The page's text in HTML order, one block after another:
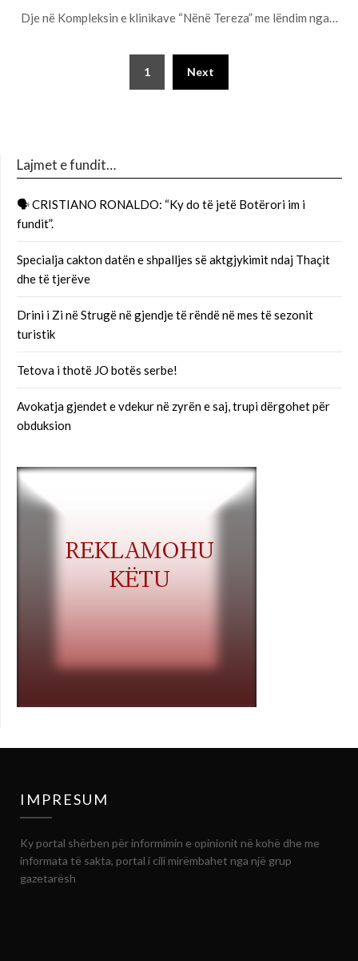
Dje në Kompleksin e klinikave “Nënë Tereza” me lëndim nga…
1 Next
Lajmet e fundit…
🗣 CRISTIANO RONALDO: “Ky do të jetë Botërori im i
fundit”.
Specialja cakton datën e shpalljes së aktgjykimit ndaj Thaçit
dhe të tjerëve
Drini i Zi në Strugë në gjendje të rëndë në mes të sezonit
turistik
Tetova i thotë JO botës serbe!
Avokatja gjendet e vdekur në zyrën e saj, trupi dërgohet për
obduksion
IMPRESUM
Ky portal shërben për informimin e opinionit në kohë dhe me
informata të sakta, portal i cili mirëmbahet nga një grup
gazetarësh